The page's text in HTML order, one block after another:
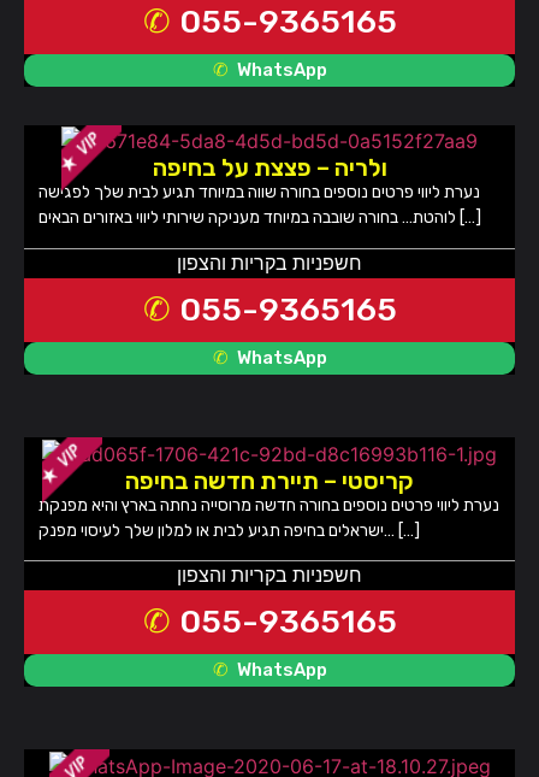
055-9365165
WhatsApp
ולריה – פצצת על בחיפה
נערת ליווי פרטים נוספים בחורה שווה במיוחד תגיע לבית שלך לפגישה
לוהטת… בחורה שובבה במיוחד מעניקה שירותי ליווי באזורים הבאים […]
חשפניות בקריות והצפון
055-9365165
WhatsApp
קריסטי – תיירת חדשה בחיפה
נערת ליווי פרטים נוספים בחורה חדשה מרוסייה נחתה בארץ והיא מפנקת
ישראלים בחיפה תגיע לבית או למלון שלך לעיסוי מפנק… […]
חשפניות בקריות והצפון
055-9365165
WhatsApp